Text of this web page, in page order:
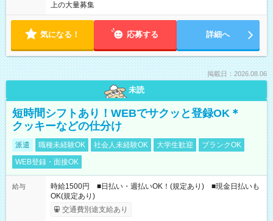
上の大量募集
気になる！ 応募する 詳細へ
掲載日：2026.08.06
未読
短時間シフトあり！WEBでサクッと登録OK＊
クッキーなどの仕分け
派遣 職種未経験OK 社会人未経験OK 大学生歓迎
ブランクOK
WEB登録・面接OK
給与
時給1500円 ■日払い・週払いOK！(規定あり) ■現金日払いも
OK(規定あり)
交通費別途支給あり